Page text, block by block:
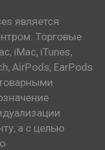
является
Торговые
iMac, iTunes,
AirPods, EarPods
а с целью